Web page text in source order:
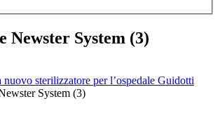
Newster System (3)
nuovo sterilizzatore per l’ospedale Guidotti
System (3)